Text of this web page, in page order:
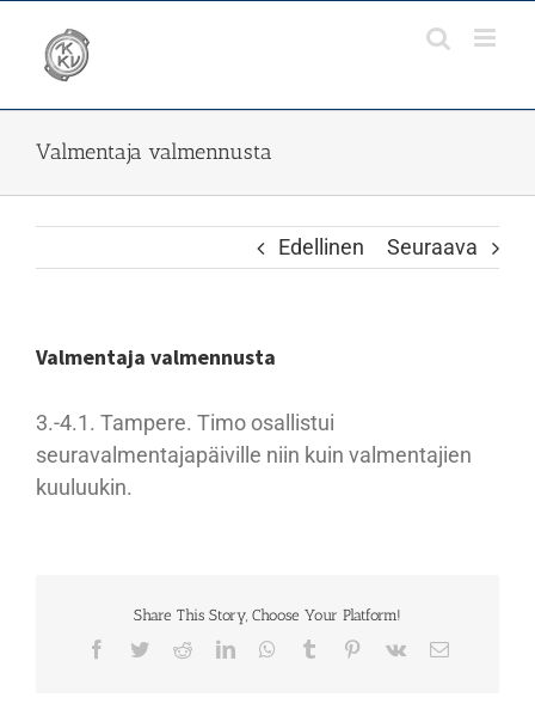
content
Valmentaja valmennusta
Edellinen Seuraava
Valmentaja valmennusta
3.-4.1. Tampere. Timo osallistui
seuravalmentajapäiville niin kuin valmentajien
kuuluukin.
Share This Story, Choose Your Platform!
Facebook
TwitterRedditLinkedInWhatsApp
Tumblr Pinterest
Vk Sähköposti